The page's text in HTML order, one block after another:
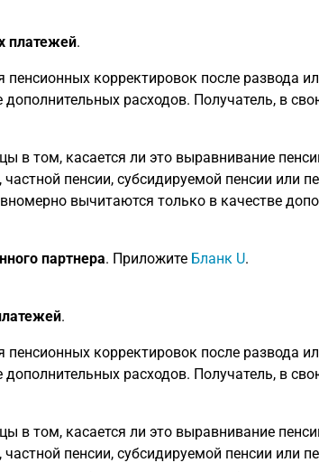
платежей.
корректировок после развода
расходов. Получатель, в
в том, касается ли это выравнивание
пенсии, субсидируемой пенсии или
вычитаются только в качестве
партнера. Приложите Бланк U.
.
корректировок после развода
расходов. Получатель, в
в том, касается ли это выравнивание
пенсии, субсидируемой пенсии или